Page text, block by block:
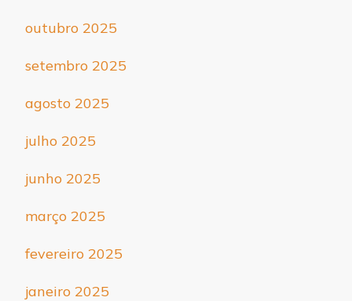
outubro 2025
setembro 2025
agosto 2025
julho 2025
junho 2025
março 2025
fevereiro 2025
janeiro 2025